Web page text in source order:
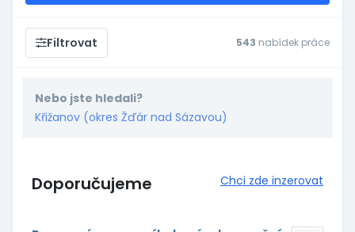
Filtrovat 543 nabídek práce
Nebo jste hledali?
Křižanov (okres Žďár nad Sázavou)
Doporučujeme Chci zde inzerovat